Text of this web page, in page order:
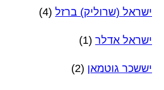
ישראל (שרוליק) ברזל (4)
ישראל אדלר (1)
יששכר גוטמאן (2)